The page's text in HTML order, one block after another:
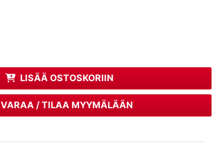
LISÄÄ OSTOSKORIIN
VARAA / TILAA MYYMÄLÄÄN